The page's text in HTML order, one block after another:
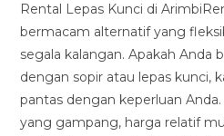
Rental Lepas Kunci di
bermacam alternatif yang
segala kalangan. Apakah Anda
dengan sopir atau lepas kunci,
pantas dengan keperluan
yang gampang, harga relatif